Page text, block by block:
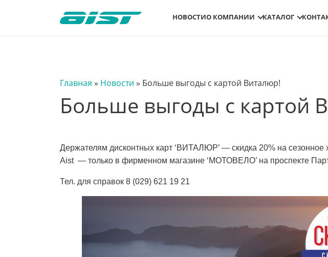
НОВОСТИО КОМПАНИИ КАТАЛОГ
Главная » Новости » Больше выгоды с картой Виталюр!
Больше выгоды с картой
Держателям дисконтных карт ‘ВИТАЛЮР’ — скидка 20% на
Aist— только в фирменном магазине ‘МОТОВЕЛО’ на проспекте
Тел. для справок ‎8 (029) 621 19 21